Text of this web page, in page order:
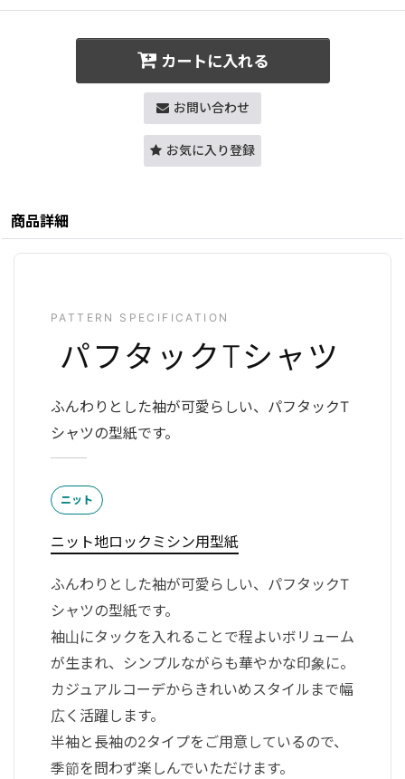
カートに入れる
お問い合わせ
お気に入り登録
商品詳細
PATTERN SPECIFICATION
パフタックTシャツ
ふんわりとした袖が可愛らしい、パフタックT
シャツの型紙です。
ニット
ニット地ロックミシン用型紙
ふんわりとした袖が可愛らしい、パフタックT
シャツの型紙です。
袖山にタックを入れることで程よいボリューム
が生まれ、シンプルながらも華やかな印象に。
カジュアルコーデからきれいめスタイルまで幅
広く活躍します。
半袖と長袖の2タイプをご用意しているので、
季節を問わず楽しんでいただけます。